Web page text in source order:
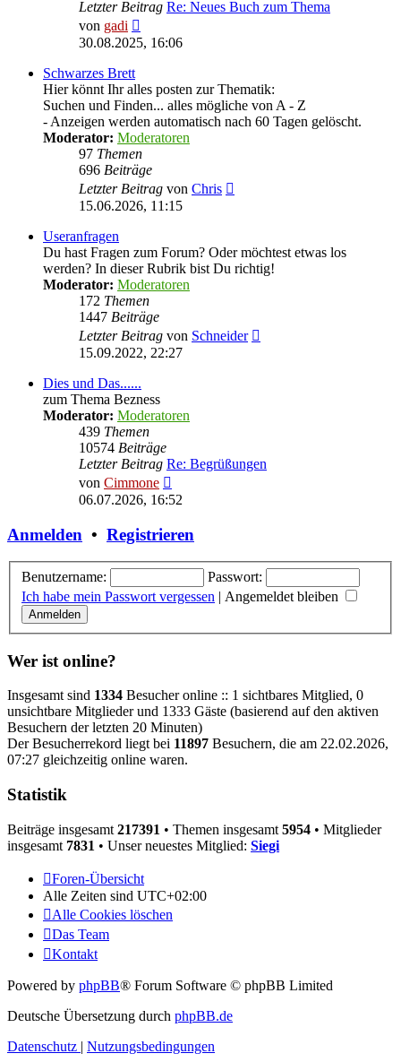
Letzter Beitrag Re: Neues Buch zum Thema
von gadi
Beitrag
30.08.2025, 16:06
Schwarzes Brett
Hier könnt Ihr alles posten zur Thematik:
Suchen und Finden... alles mögliche von A - Z
- Anzeigen werden automatisch nach 60 Tagen gelöscht.
Moderator: Moderatoren
97 Themen
696 Beiträge
Letzter Beitrag von Chris
15.06.2026, 11:15
Useranfragen
Du hast Fragen zum Forum? Oder möchtest etwas los
werden? In dieser Rubrik bist Du richtig!
Moderator: Moderatoren
172 Themen
1447 Beiträge
Letzter Beitrag von Schneider
15.09.2022, 22:27
Dies und Das......
zum Thema Bezness
Moderator: Moderatoren
439 Themen
10574 Beiträge
Letzter Beitrag Re: Begrüßungen
von Cimmone
Beitrag
06.07.2026, 16:52
Anmelden • Registrieren
Benutzername:
Passwort:
Ich habe mein Passwort vergessen | Angemeldet bleiben
Wer ist online?
Insgesamt sind 1334 Besucher online :: 1 sichtbares Mitglied, 0
unsichtbare Mitglieder und 1333 Gäste (basierend auf den aktiven
Besuchern der letzten 20 Minuten)
Der Besucherrekord liegt bei 11897 Besuchern, die am 22.02.2026,
07:27 gleichzeitig online waren.
Statistik
Beiträge insgesamt 217391 • Themen insgesamt 5954 • Mitglieder
insgesamt 7831 • Unser neuestes Mitglied: Siegi
Foren-Übersicht
Alle Zeiten sind UTC+02:00
Alle Cookies löschen
Das Team
Kontakt
Powered by phpBB® Forum Software © phpBB Limited
Deutsche Übersetzung durch phpBB.de
Datenschutz | Nutzungsbedingungen